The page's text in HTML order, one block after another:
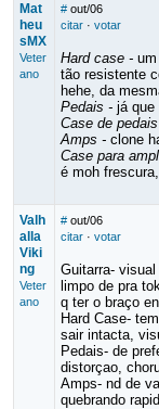
Mat
heu
sMX
Veter
ano
# out/06
citar· votar
Hard case -
tão resistente
hehe, da
Pedais - já que
Case de
Amps - clone
Case para
é moh
Valh
alla
Viki
ng
Veter
ano
# out/06
citar· votar
Guitarra-
limpo de pra
q ter o braço
Hard Case-
sair intacta,
Pedais- de
distorçao,
Amps- nd de
quebrando